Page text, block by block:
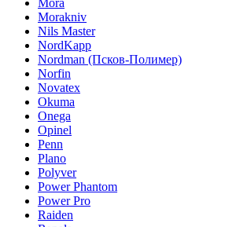
Mora
Morakniv
Nils Master
NordKapp
Nordman (Псков-Полимер)
Norfin
Novatex
Okuma
Onega
Opinel
Penn
Plano
Polyver
Power Phantom
Power Pro
Raiden